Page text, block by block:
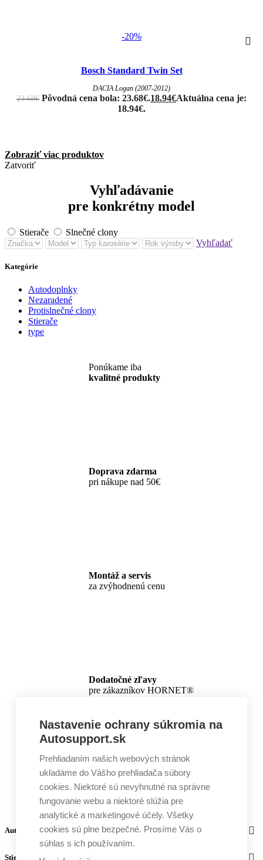
-20%
Bosch Standard Twin Set
DACIA Logan (2007-2012)
23.68€ Pôvodná cena bola: 23.68€.18.94€Aktuálna cena je:
18.94€.
Zobraziť viac produktov
Zatvoriť
Vyhľadávanie
pre konkrétny model
Stierače
Slnečné clony
Vyhľadať
Kategórie
Autodoplnky
Nezaradené
Protislnečné clony
Stierače
type
Ponúkame iba
kvalitné produkty
Doprava zdarma
pri nákupe nad 50€
Montáž a servis
za zvýhodnenú cenu
Dodatočné zľavy
pre zákazníkov HORNET®
Autosupport
Stierače
Nastavenie ochrany súkromia na
Autosupport.sk
Prehliadaním našich webových stránok
ukladáme do Vášho prehliadača súbory
cookies. Niektoré sú nevyhnutné na správne
fungovanie webu a niektoré slúžia pre
analytické a marketingové účely. Všetky
cookies sú plne bezpečné. Prosíme Vás o
súhlas s ich používaním.